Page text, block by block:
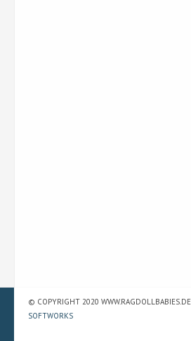
© COPYRIGHT 2020
SOFTWORKS